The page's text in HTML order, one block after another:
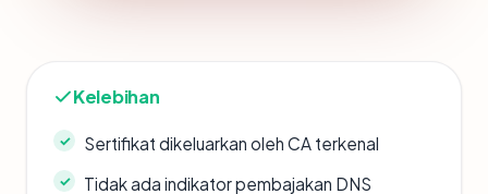
Kelebihan
Sertifikat dikeluarkan oleh CA terkenal
Tidak ada indikator pembajakan DNS